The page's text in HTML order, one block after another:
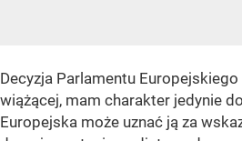
Decyzja Parlamentu
wiążącej, mam charakter jedynie
Europejska może uznać ją za